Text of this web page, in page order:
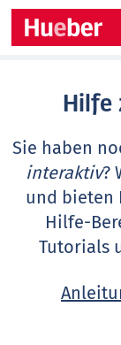
Hilfe
Sie haben
interaktiv?
und bieten
Hilfe-
Tutorials